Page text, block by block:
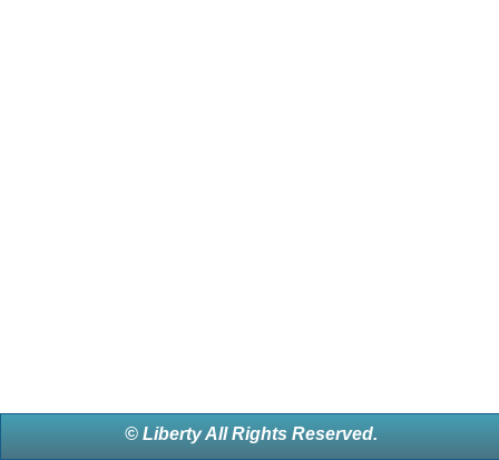
© Liberty All Rights Reserved.